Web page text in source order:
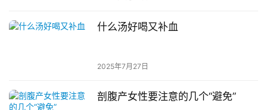
什么汤好喝又补血
2025年7月27日
剖腹产女性要注意的几个“避免”